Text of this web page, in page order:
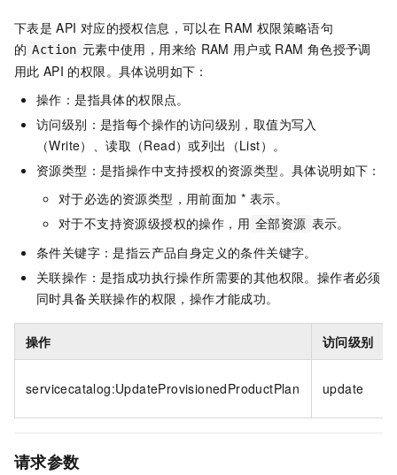
下表是 API 对应的授权信息，可以在 RAM 权限策略语句
的 Action 元素中使用，用来给 RAM 用户或 RAM 角色授予调
用此 API 的权限。具体说明如下：
操作：是指具体的权限点。
访问级别：是指每个操作的访问级别，取值为写入
（Write）、读取（Read）或列出（List）。
资源类型：是指操作中支持授权的资源类型。具体说明如下：
对于必选的资源类型，用前面加 * 表示。
对于不支持资源级授权的操作，用 全部资源 表示。
条件关键字：是指云产品自身定义的条件关键字。
关联操作：是指成功执行操作所需要的其他权限。操作者必须
同时具备关联操作的权限，操作才能成功。
操作 访问级别
servicecatalog:UpdateProvisionedProductPlan update
请求参数